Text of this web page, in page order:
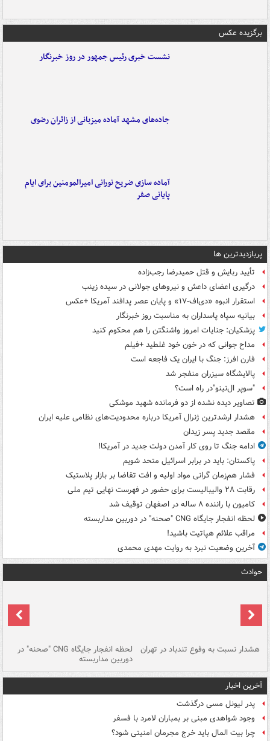
برگزیده عکس
نشست خبری رئیس جمهور در روز خبرنگار
جاده‌های مشهد آماده میزبانی از زائران رضوی
آماده سازی ضریح نورانی امیرالمومنین برای ایام
پایانی صفر
پربازدیدترین ها
تأیید ربایش و قتل حمیدرضا رجب‌زاده
درگیری اعضای داعش و نیروهای جولانی در سیده زینب
استقرار انبوه «دی‌اف‑۱۷» و پایان عصر پدافند آمریکا +عکس
بیانیه سپاه پاسداران به مناسبت روز خبرنگار
پزشکیان: جنایات امروز واشنگتن را هم محکوم کنید
مداح جوانی که در خون خود غلطید +فیلم
فارن افرز: جنگ با ایران یک فاجعه است
پالایشگاه سیزران منفجر شد
"سوپر ال‌نینو"در راه است؟
تصاویر دیده‌ نشده از دو فرمانده شهید موشکی
هشدار ارشدترین ژنرال آمریکا درباره محدودیت‌های نظامی علیه ایران
مقصد جدید پسر زیدان
ادامه جنگ تا روی کار آمدن دولت جدید در آمریکا!
پاکستان: باید در برابر اسرائیل متحد شویم
فشار هم‌زمان گرانی مواد اولیه و افت تقاضا بر بازار پلاستیک
رقابت ۲۸ والیبالیست برای حضور در فهرست نهایی تیم ملی
کامیون با راننده ۸ ساله در اصفهان توقیف شد
لحظه انفجار جایگاه CNG "صحنه" در دوربین مداربسته
مراقب علائم هپاتیت باشید!
آخرین وضعیت نبرد به روایت مهدی محمدی
حوادث
هشدار نسبت به وفوع تندباد در تهران لحظه انفجار جایگاه CNG "صحنه" در
دوربین مداربسته
آخرین اخبار
پدر لیونل مسی درگذشت
وجود شواهدی مبنی بر بمباران لامرد با فسفر
چرا بیت المال باید خرج مجرمان امنیتی شود؟